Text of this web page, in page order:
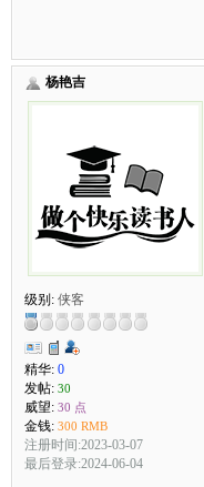
杨艳吉
级别: 侠客
精华: 0
发帖: 30
威望: 30 点
金钱: 300 RMB
注册时间:2023-03-07
最后登录:2024-06-04